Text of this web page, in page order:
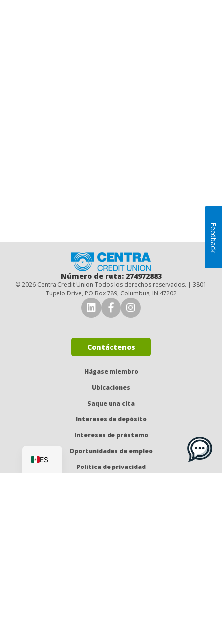
Número de ruta: 274972883
© 2026 Centra Credit Union Todos los derechos reservados. | 3801
Tupelo Drive, PO Box 789, Columbus, IN 47202
Conéctese con nosotros en
Conéctese con
Síguenos en
Contáctenos
Hágase miembro
Ubicaciones
Saque una cita
Intereses de depósito
Intereses de préstamo
Oportunidades de empleo
Política de privacidad
ES
Feedback